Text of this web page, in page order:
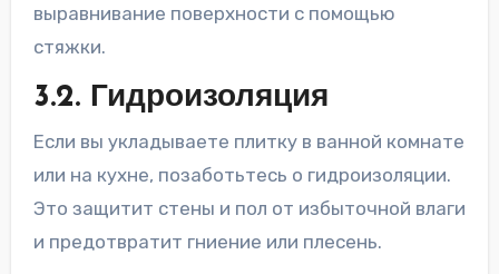
выравнивание поверхности с помощью
стяжки.
3.2. Гидроизоляция
Если вы укладываете плитку в ванной комнате
или на кухне, позаботьтесь о гидроизоляции.
Это защитит стены и пол от избыточной влаги
и предотвратит гниение или плесень.